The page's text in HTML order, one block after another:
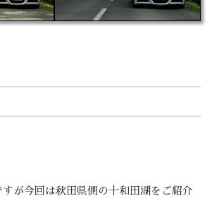
が今回は秋田県側の十和田湖をご紹介